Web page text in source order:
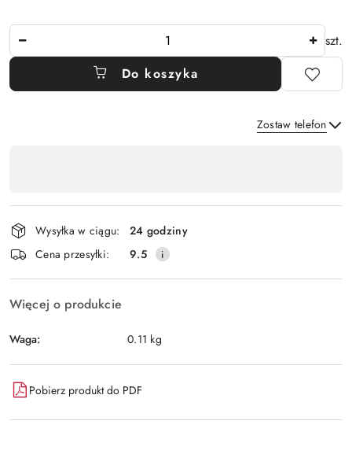
szt.
Do koszyka
Zostaw telefon
płatność
i
dostawa
Wysyłka w ciągu:
24 godziny
Cena przesyłki:
9.5
Więcej o produkcie
Waga: 0.11 kg
Pobierz produkt do PDF